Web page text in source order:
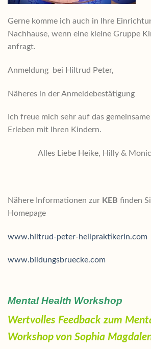
Gerne komme ich auch in Ihre
Nachhause, wenn eine kleine Gruppe
anfragt.
Anmeldung bei Hiltrud Peter,
Näheres in der Anmeldebestätigung
Ich freue mich sehr auf das
Erleben mit Ihren Kindern.
Alles Liebe Heike, Hilly &
Nähere Informationen zur KEB finden
Homepage
www.hiltrud-peter-heilpraktikerin.com
www.bildungsbruecke.com
Mental Health Workshop
Wertvolles Feedback zum
Workshop von Sophia